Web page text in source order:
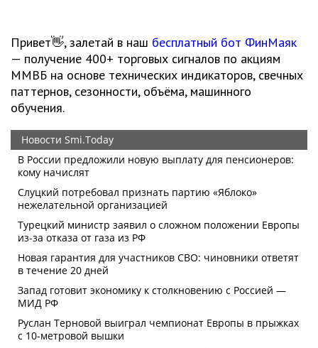
Привет👋, залетай в наш бесплатный бот ФинМаяк
— получение 400+ торговых сигналов по акциям
ММВБ на основе технических индикаторов, свечных
паттернов, сезонности, объёма, машинного
обучения.